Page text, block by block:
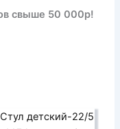
свыше 50 000р!